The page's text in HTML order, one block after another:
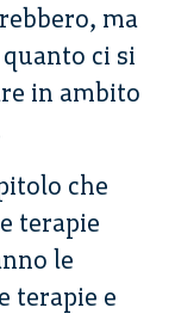
ma
ci si
in ambito
che
terapie
le
terapie e